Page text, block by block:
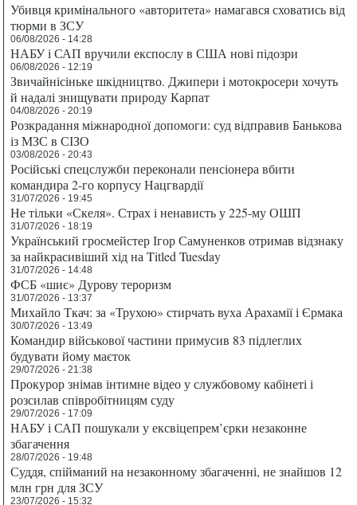
Убивця кримінального «авторитета» намагався сховатись від
тюрми в ЗСУ
06/08/2026 - 14:28
НАБУ і САП вручили експослу в США нові підозри
06/08/2026 - 12:19
Звичайнісіньке шкідництво. Джипери і мотокросери хочуть
й надалі знищувати природу Карпат
04/08/2026 - 20:19
Розкрадання міжнародної допомоги: суд відправив Банькова
із МЗС в СІЗО
03/08/2026 - 20:43
Російські спецслужби переконали пенсіонера вбити
командира 2-го корпусу Нацгвардії
31/07/2026 - 19:45
Не тільки «Скеля». Страх і ненависть у 225-му ОШП
31/07/2026 - 18:19
Український гросмейстер Ігор Самуненков отримав відзнаку
за найкрасивіший хід на Titled Tuesday
31/07/2026 - 14:48
ФСБ «шиє» Дурову тероризм
31/07/2026 - 13:37
Михайло Ткач: за «Трухою» стирчать вуха Арахамії і Єрмака
30/07/2026 - 13:49
Командир військової частини примусив 83 підлеглих
будувати йому маєток
29/07/2026 - 21:38
Прокурор знімав інтимне відео у службовому кабінеті і
розсилав співробітницям суду
29/07/2026 - 17:09
НАБУ і САП пошукали у ексвіцепрем’єрки незаконне
збагачення
28/07/2026 - 19:48
Суддя, спійманий на незаконному збагаченні, не знайшов 12
млн грн для ЗСУ
23/07/2026 - 15:32